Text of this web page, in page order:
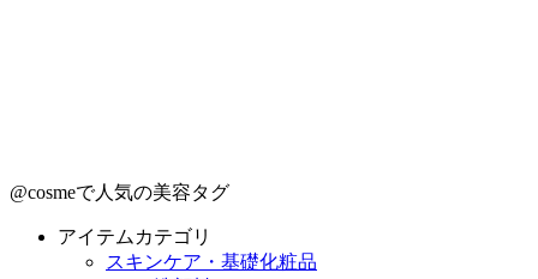
@cosmeで人気の美容タグ
アイテムカテゴリ
スキンケア・基礎化粧品